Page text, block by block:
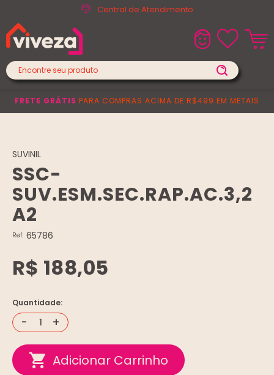
Central de Atendimento
FRETE GRÁTIS PARA COMPRAS ACIMA DE R$499 EM METAIS
SUVINIL
SSC-
SUV.ESM.SEC.RAP.AC.3,2
A2
Ref: 65786
R$ 188,05
Quantidade:
- +